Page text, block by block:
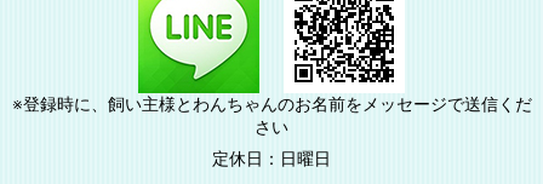
※登録時に、飼い主様とわんちゃんのお名前をメッセージで送信くだ
さい
定休日：日曜日